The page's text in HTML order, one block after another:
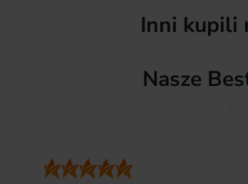
Inni kupili
Nasze